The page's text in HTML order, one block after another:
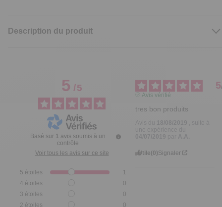
Description du produit
5/5
Basé sur 1 avis soumis à un
contrôle
Voir tous les avis sur ce site
5 étoiles
1
4 étoiles
0
3 étoiles
0
2 étoiles 0
5
Avis vérifié
tres bon produits
18/08/2019
A.A.
Utile(0)Signaler